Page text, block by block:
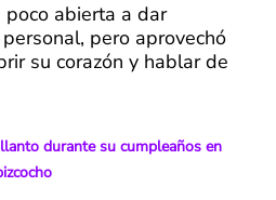
abierta a dar
pero aprovechó
su corazón y hablar de
durante su cumpleaños en